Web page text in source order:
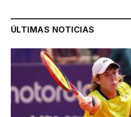
ÚLTIMAS NOTICIAS